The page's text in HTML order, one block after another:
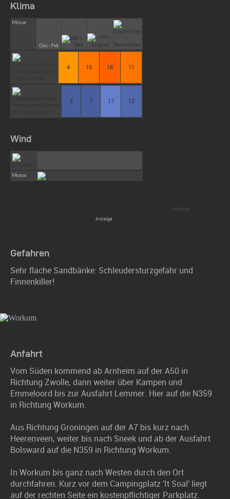
Klima
4 10 18 11
5 7 17 12
Wind
Gefahren
Sehr flache Sandbänke: Schleudersturzgefahr und
Finnenkiller!
Anfahrt
Vom Süden kommend ab Arnheim auf der A50 in
Richtung Zwolle, dann weiter über Kampen und
Emmeloord bis zur Ausfahrt Lemmer. Hier auf die N359
in Richtung Workum.
Aus Richtung Groningen auf der A7 bis kurz nach
Heerenveen, weiter bis nach Sneek und ab der Ausfahrt
Bolsward auf die N359 in Richtung Workum.
In Workum bis ganz nach Westen durch den Ort
durchfahren. Kurz vor dem Campingplatz 'It Soal' liegt
auf der rechten Seite ein kostenpflichtiger Parkplatz.